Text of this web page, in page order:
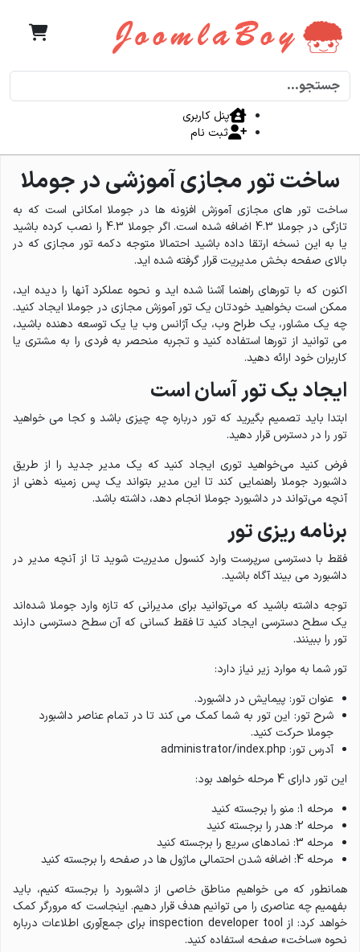
جستجو
پنل کاربری
ثبت نام
ساخت تور مجازی آموزشی در جوملا
ساخت تور های مجازی آموزش افزونه ها در جوملا امکانی است که به
تازگی در جوملا 4.3 اضافه شده است. اگر جوملا 4.3 را نصب کرده باشید
یا به این نسخه ارتقا داده باشید احتمالا متوجه دکمه تور مجازی که در
بالای صفحه بخش مدیریت قرار گرفته شده اید.
اکنون که با تورهای راهنما آشنا شده اید و نحوه عملکرد آنها را دیده اید،
ممکن است بخواهید خودتان یک تور آموزش مجازی در جوملا ایجاد کنید.
چه یک مشاور، یک طراح وب، یک آژانس وب یا یک توسعه دهنده باشید،
می توانید از تورها استفاده کنید و تجربه منحصر به فردی را به مشتری یا
کاربران خود ارائه دهید.
ایجاد یک تور آسان است
ابتدا باید تصمیم بگیرید که تور درباره چه چیزی باشد و کجا می خواهید
تور را در دسترس قرار دهید.
فرض کنید می‌خواهید توری ایجاد کنید که یک مدیر جدید را از طریق
داشبورد جوملا راهنمایی کند تا این مدیر بتواند یک پس زمینه ذهنی از
آنچه می‌تواند در داشبورد جوملا انجام دهد، داشته باشد.
برنامه ریزی تور
فقط با دسترسی سرپرست وارد کنسول مدیریت شوید تا از آنچه مدیر در
داشبورد می بیند آگاه باشید.
توجه داشته باشید که می‌توانید برای مدیرانی که تازه وارد جوملا شده‌اند
یک سطح دسترسی ایجاد کنید تا فقط کسانی که آن سطح دسترسی دارند
تور را ببینند.
تور شما به موارد زیر نیاز دارد:
عنوان تور: پیمایش در داشبورد.
شرح تور: این تور به شما کمک می کند تا در تمام عناصر داشبورد
جوملا حرکت کنید.
آدرس تور: administrator/index.php
این تور دارای 4 مرحله خواهد بود:
مرحله 1: منو را برجسته کنید
مرحله 2: هدر را برجسته کنید
مرحله 3: نمادهای سریع را برجسته کنید
مرحله 4: اضافه شدن احتمالی ماژول ها در صفحه را برجسته کنید
همانطور که می خواهیم مناطق خاصی از داشبورد را برجسته کنیم، باید
بفهمیم چه عناصری را می توانیم هدف قرار دهیم. اینجاست که مرورگر کمک
خواهد کرد: از inspection developer tool برای جمع‌آوری اطلاعات درباره
نحوه «ساخت» صفحه استفاده کنید.